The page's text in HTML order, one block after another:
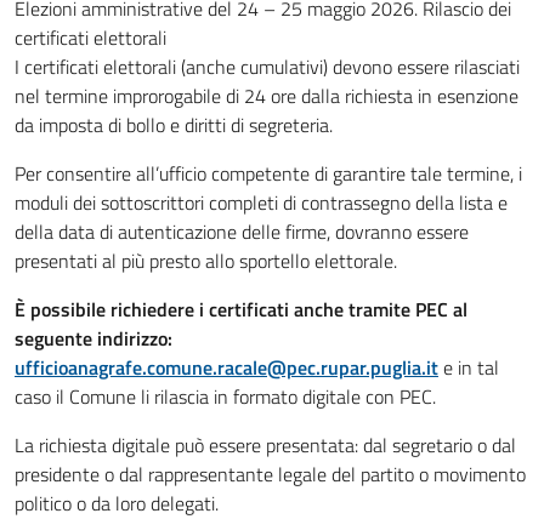
Elezioni amministrative del 24 – 25 maggio 2026. Rilascio dei
certificati elettorali
I certificati elettorali (anche cumulativi) devono essere rilasciati
nel termine improrogabile di 24 ore dalla richiesta in esenzione
da imposta di bollo e diritti di segreteria.
Per consentire all’ufficio competente di garantire tale termine, i
moduli dei sottoscrittori completi di contrassegno della lista e
della data di autenticazione delle firme, dovranno essere
presentati al più presto allo sportello elettorale.
È possibile richiedere i certificati anche tramite PEC al
seguente indirizzo:
ufficioanagrafe.comune.racale@pec.rupar.puglia.ite in tal
caso il Comune li rilascia in formato digitale con PEC.
La richiesta digitale può essere presentata: dal segretario o dal
presidente o dal rappresentante legale del partito o movimento
politico o da loro delegati.